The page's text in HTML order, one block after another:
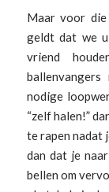
Maar voor
geldt dat we
vriend
nodige
“zelf halen!”
te rapen nadat
dan dat je
bellen om